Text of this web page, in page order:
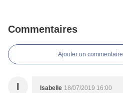
Commentaires
Ajouter un commentaire
I Isabelle 18/07/2019 16:00